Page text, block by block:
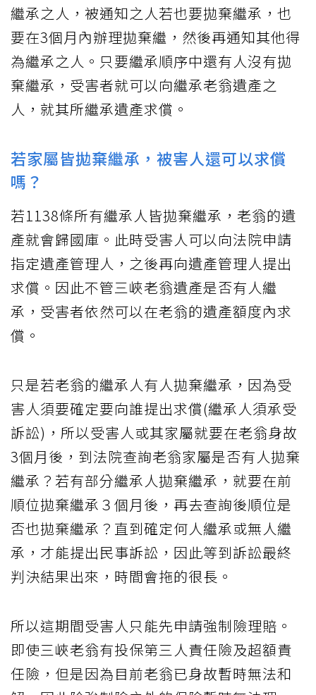
繼承之人，被通知之人若也要拋棄繼承，也
要在3個月內辦理拋棄繼，然後再通知其他得
為繼承之人。只要繼承順序中還有人沒有拋
棄繼承，受害者就可以向繼承老翁遺產之
人，就其所繼承遺產求償。
若家屬皆拋棄繼承，被害人還可以求償
嗎？
若1138條所有繼承人皆拋棄繼承，老翁的遺
產就會歸國庫。此時受害人可以向法院申請
指定遺產管理人，之後再向遺產管理人提出
求償。因此不管三峽老翁遺產是否有人繼
承，受害者依然可以在老翁的遺產額度內求
償。
只是若老翁的繼承人有人拋棄繼承，因為受
害人須要確定要向誰提出求償(繼承人須承受
訴訟)，所以受害人或其家屬就要在老翁身故
3個月後，到法院查詢老翁家屬是否有人拋棄
繼承？若有部分繼承人拋棄繼承，就要在前
順位拋棄繼承３個月後，再去查詢後順位是
否也拋棄繼承？直到確定何人繼承或無人繼
承，才能提出民事訴訟，因此等到訴訟最終
判決結果出來，時間會拖的很長。
所以這期間受害人只能先申請強制險理賠。
即使三峽老翁有投保第三人責任險及超額責
任險，但是因為目前老翁已身故暫時無法和